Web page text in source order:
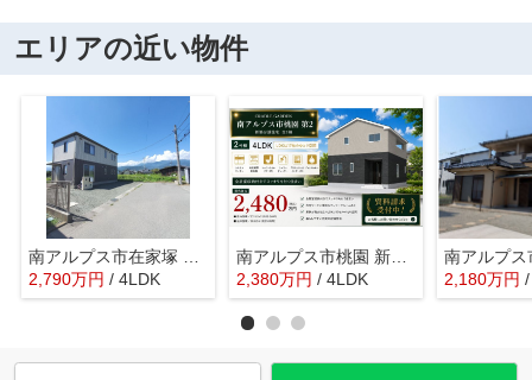
エリアの近い物件
南アルプス市在家塚 Ｈ24年セキスイハイム施工 オール電化中古
2,790万円 / 4LDK
南アルプス市桃園 新築戸建全2棟 2号棟 南道路で日当良好
2,380万円 / 4LDK 2,180万円